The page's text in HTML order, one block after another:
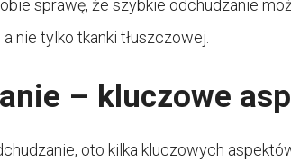
sprawę, że szybkie odchudzanie
nie tylko tkanki tłuszczowej.
– kluczowe
oto kilka kluczowych